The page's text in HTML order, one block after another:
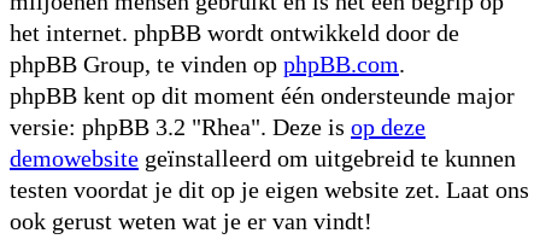
het internet. phpBB wordt ontwikkeld door de
phpBB Group, te vinden op phpBB.com.
phpBB kent op dit moment één ondersteunde major
versie: phpBB 3.2 "Rhea". Deze is op deze
demowebsite geïnstalleerd om uitgebreid te kunnen
testen voordat je dit op je eigen website zet. Laat ons
ook gerust weten wat je er van vindt!